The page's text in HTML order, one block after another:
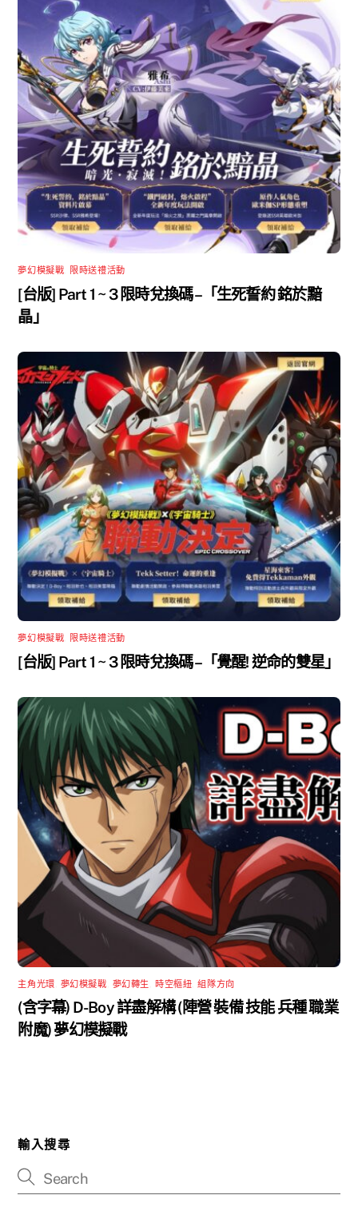
夢幻模擬戰 限時送禮活動
[台版] Part 1 ~ 3 限時兌換碼 –「生死誓約 銘於黯
晶」
夢幻模擬戰 限時送禮活動
[台版] Part 1 ~ 3 限時兌換碼 –「覺醒! 逆命的雙星」
主角光環 夢幻模擬戰 夢幻轉生 ,時空樞紐 ,組隊方向
(含字幕) D-Boy 詳盡解構 (陣營 裝備 技能 兵種 職業
附魔) 夢幻模擬戰
輸入搜尋